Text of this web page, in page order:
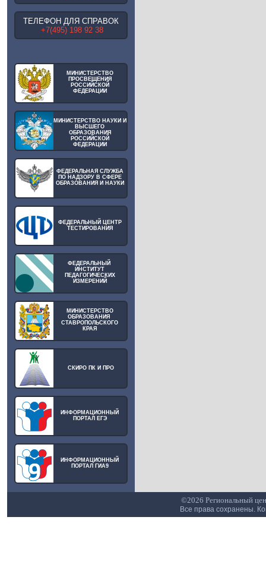
ТЕЛЕФОН ДЛЯ СПРАВОК
+7(495) 198 92 38
МИНИСТЕРСТВО
ПРОСВЕЩЕНИЯ
РОССИЙСКОЙ
ФЕДЕРАЦИИ
МИНИСТЕРСТВО НАУКИ И
ВЫСШЕГО
ОБРАЗОВАНИЯ
РОССИЙСКОЙ
ФЕДЕРАЦИИ
ФЕДЕРАЛЬНАЯ СЛУЖБА
ПО НАДЗОРУ В СФЕРЕ
ОБРАЗОВАНИЯ И НАУКИ
ФЕДЕРАЛЬНЫЙ ЦЕНТР
ТЕСТИРОВАНИЯ
ФЕДЕРАЛЬНЫЙ
ИНСТИТУТ
ПЕДАГОГИЧЕСКИХ
ИЗМЕРЕНИЙ
МИНИСТЕРСТВО
ОБРАЗОВАНИЯ
СТАВРОПОЛЬСКОГО
КРАЯ
СКИРО ПК И ПРО
ИНФОРМАЦИОННЫЙ
ПОРТАЛ ЕГЭ
ИНФОРМАЦИОННЫЙ
ПОРТАЛ ГИА9
©2026 Региональный
Все права сохранены.